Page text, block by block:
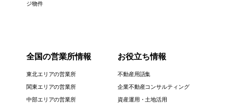
ジ物件
全国の営業所情報
東北エリアの営業所
関東エリアの営業所
中部エリアの営業所
お役立ち情報
不動産用語集
企業不動産コンサルティング
資産運用・土地活用